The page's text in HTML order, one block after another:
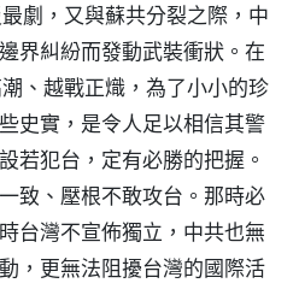
劇，又與蘇共分裂之際，中
界糾紛而發動武裝衝狀。在
、越戰正熾，為了小小的珍
史實，是令人足以相信其警
若犯台，定有必勝的把握。
致、壓根不敢攻台。那時必
台灣不宣佈獨立，中共也無
，更無法阻擾台灣的國際活